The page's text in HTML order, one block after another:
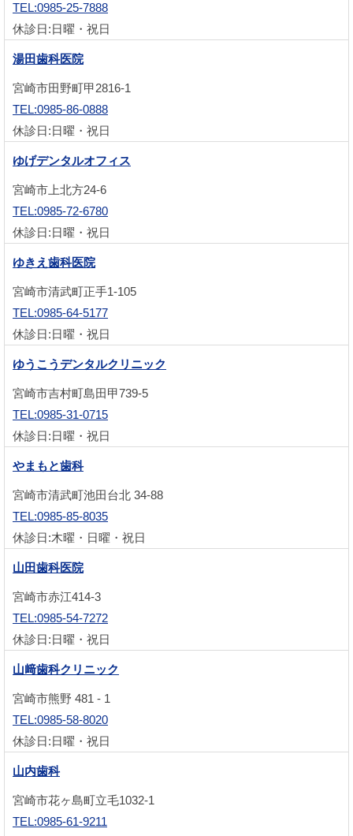
TEL:0985-25-7888
休診日:日曜・祝日
湯田歯科医院
宮崎市田野町甲2816-1
TEL:0985-86-0888
休診日:日曜・祝日
ゆげデンタルオフィス
宮崎市上北方24-6
TEL:0985-72-6780
休診日:日曜・祝日
ゆきえ歯科医院
宮崎市清武町正手1-105
TEL:0985-64-5177
休診日:日曜・祝日
ゆうこうデンタルクリニック
宮崎市吉村町島田甲739-5
TEL:0985-31-0715
休診日:日曜・祝日
やまもと歯科
宮崎市清武町池田台北 34-88
TEL:0985-85-8035
休診日:木曜・日曜・祝日
山田歯科医院
宮崎市赤江414-3
TEL:0985-54-7272
休診日:日曜・祝日
山﨑歯科クリニック
宮崎市熊野 481 - 1
TEL:0985-58-8020
休診日:日曜・祝日
山内歯科
宮崎市花ヶ島町立毛1032-1
TEL:0985-61-9211